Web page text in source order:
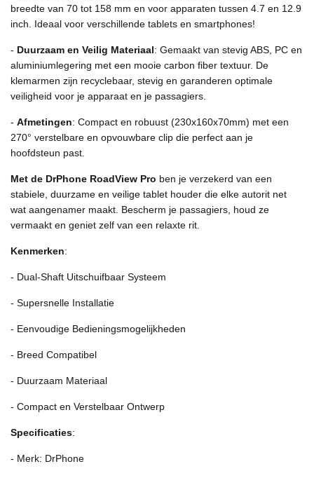
breedte van 70 tot 158 mm en voor apparaten tussen 4.7 en 12.9
inch. Ideaal voor verschillende tablets en smartphones!
- Duurzaam en Veilig Materiaal: Gemaakt van stevig ABS, PC en
aluminiumlegering met een mooie carbon fiber textuur. De
klemarmen zijn recyclebaar, stevig en garanderen optimale
veiligheid voor je apparaat en je passagiers.
- Afmetingen: Compact en robuust (230x160x70mm) met een
270° verstelbare en opvouwbare clip die perfect aan je
hoofdsteun past.
Met de DrPhone RoadView Pro ben je verzekerd van een
stabiele, duurzame en veilige tablet houder die elke autorit net
wat aangenamer maakt. Bescherm je passagiers, houd ze
vermaakt en geniet zelf van een relaxte rit.
Kenmerken:
- Dual-Shaft Uitschuifbaar Systeem
- Supersnelle Installatie
- Eenvoudige Bedieningsmogelijkheden
- Breed Compatibel
- Duurzaam Materiaal
- Compact en Verstelbaar Ontwerp
Specificaties:
- Merk: DrPhone